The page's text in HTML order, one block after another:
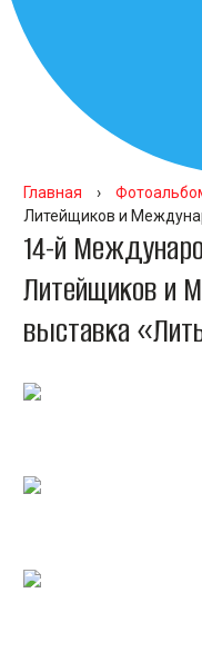
Главная ›
Литейщиков и
14-й Международный Съезд
Литейщиков и
выставка